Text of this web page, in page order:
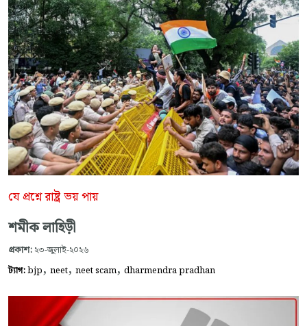
যে প্রশ্নে রাষ্ট্র ভয় পায়
শমীক লাহিড়ী
প্রকাশ: ২৩-জুলাই-২০২৬
ট্যাগ:bjp, neet, neet scam, dharmendra pradhan